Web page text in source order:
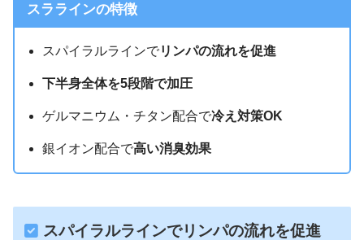
スララインの特徴
スパイラルラインでリンパの流れを促進
下半身全体を5段階で加圧
ゲルマニウム・チタン配合で冷え対策OK
銀イオン配合で高い消臭効果
スパイラルラインでリンパの流れを促進